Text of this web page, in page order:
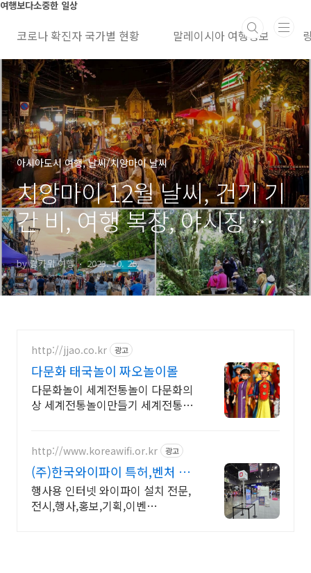
본문 바로가기
여행보다소중한 일상
코로나 확진자 국가별 현황 말레이시아 여행정보
아시아도시 여행, 날씨/치앙마이 날씨
치앙마이 12월 날씨, 건기 기
간 비, 여행 복장, 야시장 정
보, 숙소 가격
by 랑카위 여행 2023. 10. 26.
http://jjao.co.kr 광고
다문화 태국놀이 짜오놀이몰
다문화놀이 세계전통놀이 다문화의
상 세계전통놀이만들기 세계전통의
http://www.koreawifi.or.kr 광고
(주)한국와이파이 특허,벤처 빠
른상담 가능
행사용 인터넷 와이파이 설치 전문,
전시,행사,홍보,기획,이벤